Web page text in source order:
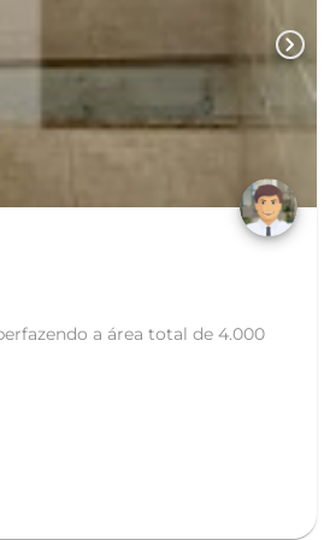
chevron_right
a área total de 4.000